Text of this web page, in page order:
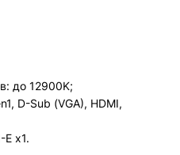
до 12900K;
D-Sub (VGA), HDMI,
x1.